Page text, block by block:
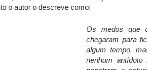
o autor o descreve como:
Os medos que
chegaram para
algum tempo,
nenhum